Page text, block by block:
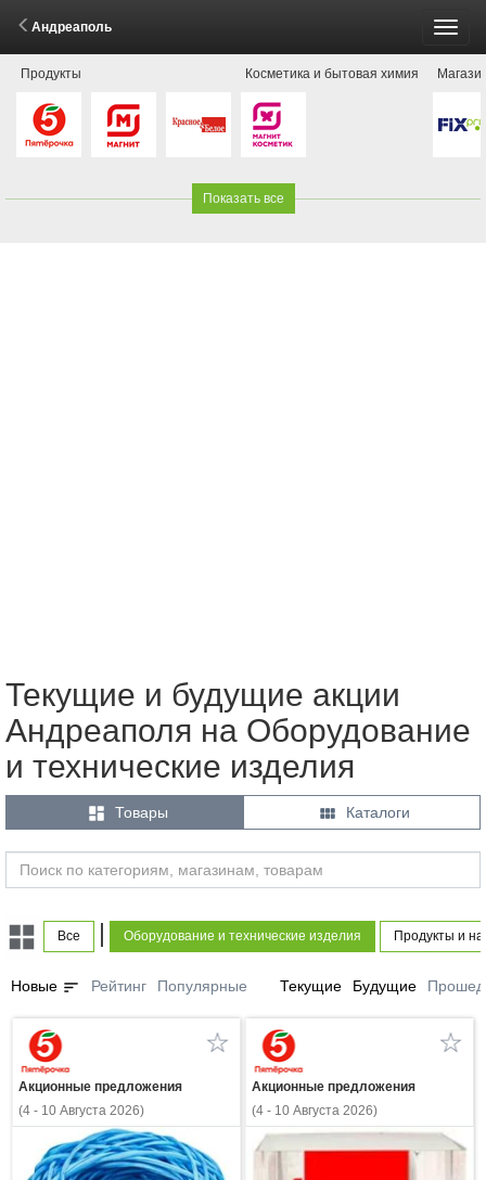
Андреаполь
Продукты Косметика и бытовая химия
Показать все
Текущие и будущие акции
Андреаполя на Оборудование
и технические изделия
 Товары  Каталоги
Все Оборудование и технические изделия Продукты и
Новые sort Рейтинг Популярные Текущие Будущие
Акционные предложения
(4 - 10 Августа 2026)
Акционные предложения
(4 - 10 Августа 2026)